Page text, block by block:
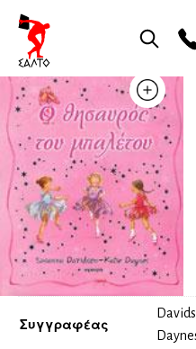
Συγγραφέας